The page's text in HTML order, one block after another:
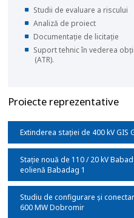
Studii de evaluare a riscului
Analiză de proiect
Documentație de licitație
Suport tehnic în vederea
(ATR).
Proiecte reprezentative
Extinderea stației de 400 kV GIS
Stație nouă de 110 / 20 kV
eolienă Babadag 1
Studiu de configurare și
600 MW Dobromir